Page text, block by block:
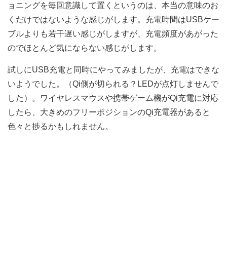
ョニングを毎回意識して置くというのは、本当の意味のお
くだけではないような感じがします。充電時間はUSBケー
ブルよりも若干遅い感じがしますが、充電頻度があがった
のでほとんど気にならない感じがします。
試しにUSB充電と同時にやってみましたが、充電はできな
いようでした。（Qi側が切られる？LEDが点灯しませんで
した）。ワイヤレスマウスや携帯ゲーム機がQi充電に対応
したら、大きめのフリーポジションのQi充電器があると
色々と捗るかもしれません。